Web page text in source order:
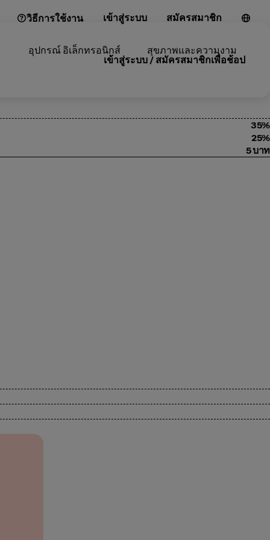
วิธีการใช้งาน เข้าสู่ระบบ สมัครสมาชิก
อุปกรณ์ อิเล็กทรอนิกส์ สุขภาพและความงาม
เข้าสู่ระบบ / สมัครสมาชิกเพื่อช้อป
35%
25%
5 บาท